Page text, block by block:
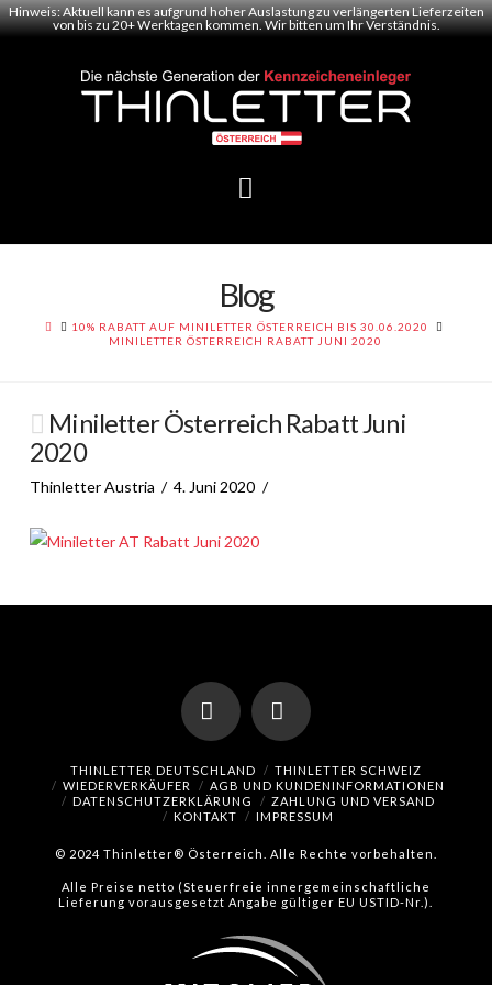
Hinweis: Aktuell kann es aufgrund hoher Auslastung zu verlängerten Lieferzeiten
von bis zu 20+ Werktagen kommen. Wir bitten um Ihr Verständnis.
Blog
HOME10% RABATT AUF MINILETTER ÖSTERREICH BIS 30.06.2020
MINILETTER ÖSTERREICH RABATT JUNI 2020
Miniletter Österreich Rabatt Juni
2020
Thinletter Austria 4. Juni 2020
FacebookInstagram
THINLETTER DEUTSCHLAND
THINLETTER SCHWEIZ
WIEDERVERKÄUFER
AGB UND KUNDENINFORMATIONEN
DATENSCHUTZERKLÄRUNG
ZAHLUNG UND VERSAND
KONTAKT
IMPRESSUM
© 2024 Thinletter® Österreich. Alle Rechte vorbehalten.
Alle Preise netto (Steuerfreie innergemeinschaftliche
Lieferung vorausgesetzt Angabe gültiger EU USTID-Nr.).